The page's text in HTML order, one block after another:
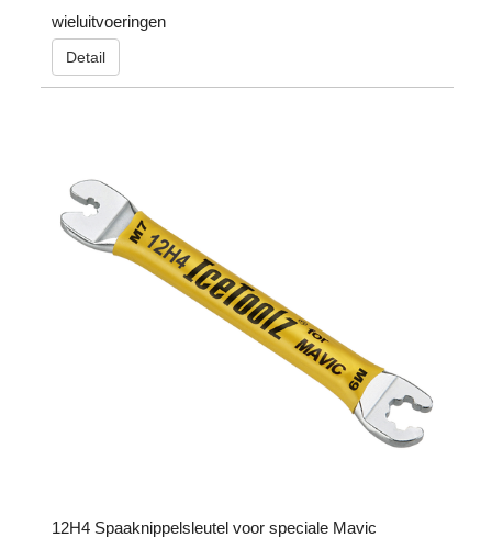
wieluitvoeringen
Detail
12H4 Spaaknippelsleutel voor speciale Mavic